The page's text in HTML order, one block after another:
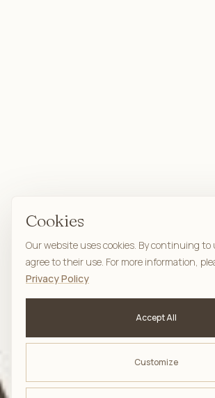
Cookies
Our website uses cookies. By continuing to
agree to their use. For more information,
Privacy Policy
Accept All
Customize